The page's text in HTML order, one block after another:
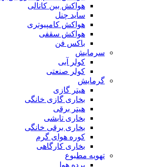
هواکش بین کانالی
ساید چنل
هواکش کامپیوتری
هواکش سقفی
باکس فن
سرمایش
کولر آبی
کولر صنعتی
گرمایش
هیتر گازی
بخاری گازی خانگی
هیتر برقی
بخاری تابشی
بخاری برقی خانگی
کوره هوای گرم
بخاری کارگاهی
تهویه مطبوع
پرده هوا